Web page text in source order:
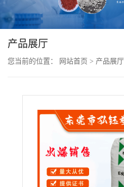
页
公
产品展厅
您当前的位置： 网站首页 > 产品展厅